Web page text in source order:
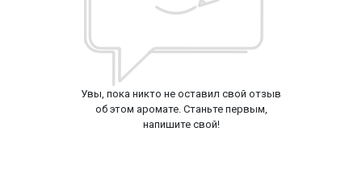
Увы, пока никто не оставил свой отзыв
об этом аромате. Станьте первым,
напишите свой!